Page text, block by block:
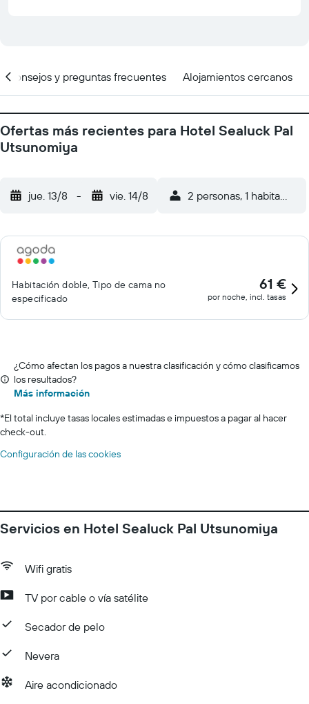
Consejos y preguntas frecuentes Alojamientos cercanos
Ofertas más recientes para Hotel Sealuck Pal
Utsunomiya
jue. 13/8 - vie. 14/8 2 personas, 1 habitación
Habitación doble, Tipo de cama no
especificado
61 €
por noche, incl. tasas
¿Cómo afectan los pagos a nuestra clasificación y cómo clasificamos
los resultados?
Más información
*El total incluye tasas locales estimadas e impuestos a pagar al hacer
check-out.
Configuración de las cookies
Servicios en Hotel Sealuck Pal Utsunomiya
Wifi gratis
TV por cable o vía satélite
Secador de pelo
Nevera
Aire acondicionado